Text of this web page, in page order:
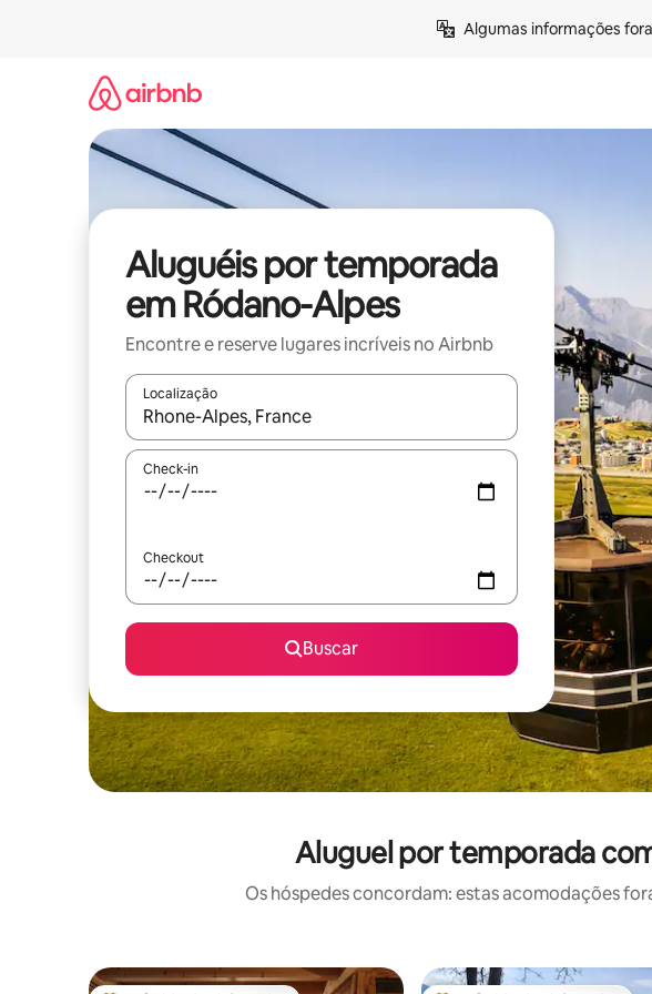
Algumas informações
Aluguéis por temporada
em Ródano-Alpes
Encontre e reserve lugares incríveis no Airbnb
Localização
Quando os resultados estiverem disponíveis, explore-os usando as
Check-in
Checkout
Buscar
Aluguel por temporada
Os hóspedes concordam: estas acomodações